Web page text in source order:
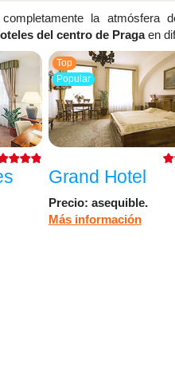
completamente la atmósfera
del centro de Pragaen
Top
Popular
Grand Hotel
Precio: asequible.
Más información